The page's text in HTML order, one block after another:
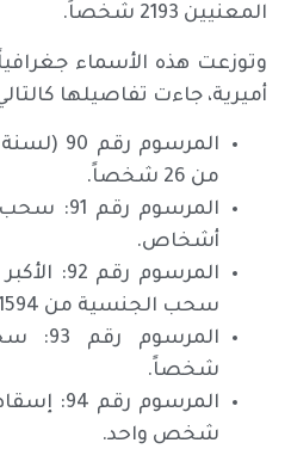
المعنيين 2193 شخصاً.
أميرية، جاءت تفاصيلها
من 26 شخصاً.
أشخاص.
المرسوم
سحب الجنسية من 1594 شخصاً.
شخصاً.
المرسوم
شخص واحد.